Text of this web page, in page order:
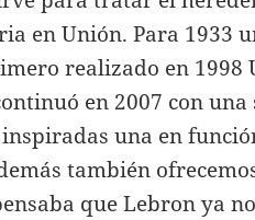
en Unión. Para 1933
realizado en 1998
en 2007 con
una en
también
que Lebron ya